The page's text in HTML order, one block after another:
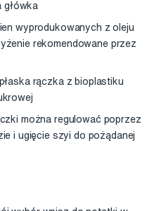
główka
wyprodukowanych z oleju
rekomendowane przez
rączka z bioplastiku
można regulować poprzez
i ugięcie szyi do pożądanej